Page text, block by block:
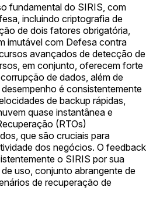
fundamental do SIRIS, com
incluindo criptografia de
de dois fatores obrigatória,
imutável com Defesa contra
avançados de detecção de
em conjunto, oferecem forte
de dados, além de
é consistentemente
de backup rápidas,
quase instantânea e
(RTOs)
que são cruciais para
dos negócios. O feedback
o SIRIS por sua
uso, conjunto abrangente de
de recuperação de